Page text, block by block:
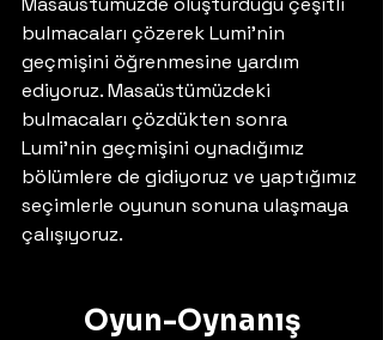
bulmacaları çözerek Lumi'nin
geçmişini öğrenmesine yardım
ediyoruz. Masaüstümüzdeki
bulmacaları çözdükten sonra
Lumi'nin geçmişini oynadığımız
bölümlere de gidiyoruz ve yaptığımız
seçimlerle oyunun sonuna ulaşmaya
çalışıyoruz.
Oyun-Oynanış